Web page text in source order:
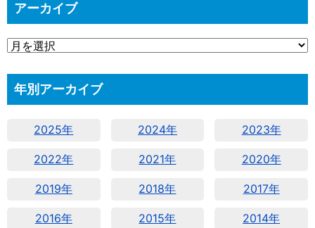
アーカイブ
年別アーカイブ
2025年 2024年 2023年
2022年 2021年 2020年
2019年 2018年 2017年
2016年 2015年 2014年